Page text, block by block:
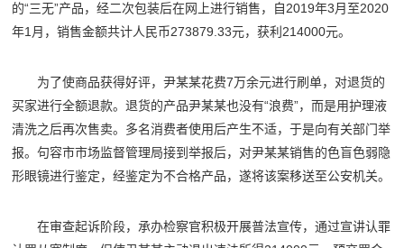
的“三无”产品，经二次包装后在网上进行销售，自2019年3月至2020
年1月，销售金额共计人民币273879.33元，获利214000元。
为了使商品获得好评，尹某某花费7万余元进行刷单，对退货的
买家进行全额退款。退货的产品尹某某也没有“浪费”，而是用护理液
清洗之后再次售卖。多名消费者使用后产生不适，于是向有关部门举
报。句容市市场监督管理局接到举报后，对尹某某销售的色盲色弱隐
形眼镜进行鉴定，经鉴定为不合格产品，遂将该案移送至公安机关。
在审查起诉阶段，承办检察官积极开展普法宣传，通过宣讲认罪